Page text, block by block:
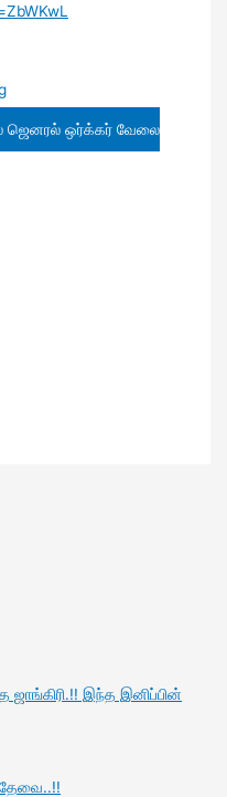
ஜெனரல் ஒர்க்கர் வேலை
இந்த இனிப்பின்
தேவை..!!